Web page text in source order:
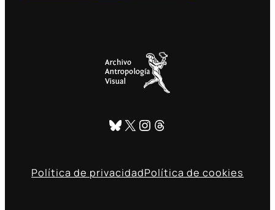
Bluesky
X Instagram
Threads
Política de privacidadPolítica de cookies